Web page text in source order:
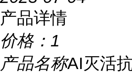
产品详情
价格： 1
产品名称AI灭活